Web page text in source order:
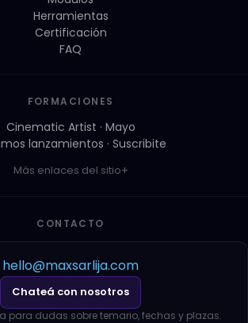
Herramientas
Certificación
FAQ
FORMACIONES
Cinematic Artist · Mayo
lanzamientos · Suscribite
Más enlaces del sitio
CONTACTO
hello@maxsarlija.com
Chateá con nosotros
para dudas sobre temario, fechas y plazas.